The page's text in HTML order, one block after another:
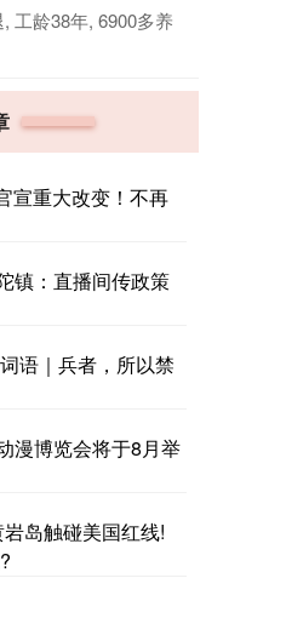
工龄38年, 6900多养
宣重大改变！不再
镇：直播间传政策
语｜兵者，所以禁
漫博览会将于8月举
岛触碰美国红线!